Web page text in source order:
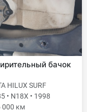
бачок
HILUX SURF
• N18X • 1998
000 км